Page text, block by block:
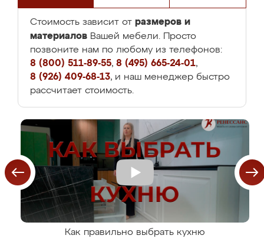
Стоимость зависит от размеров и
материалов Вашей мебели. Просто
позвоните нам по любому из телефонов:
8 (800) 511-89-55, 8 (495) 665-24-01,
8 (926) 409-68-13, и наш менеджер быстро
рассчитает стоимость.
Как правильно выбрать кухню